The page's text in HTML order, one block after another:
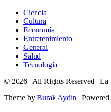
Ciencia
Cultura
Economía
Entretenimiento
General
Salud
Tecnología
© 2026 | All Rights Reserved | La
Theme by Burak Aydin | Powered